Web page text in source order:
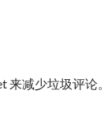
来减少垃圾评论。